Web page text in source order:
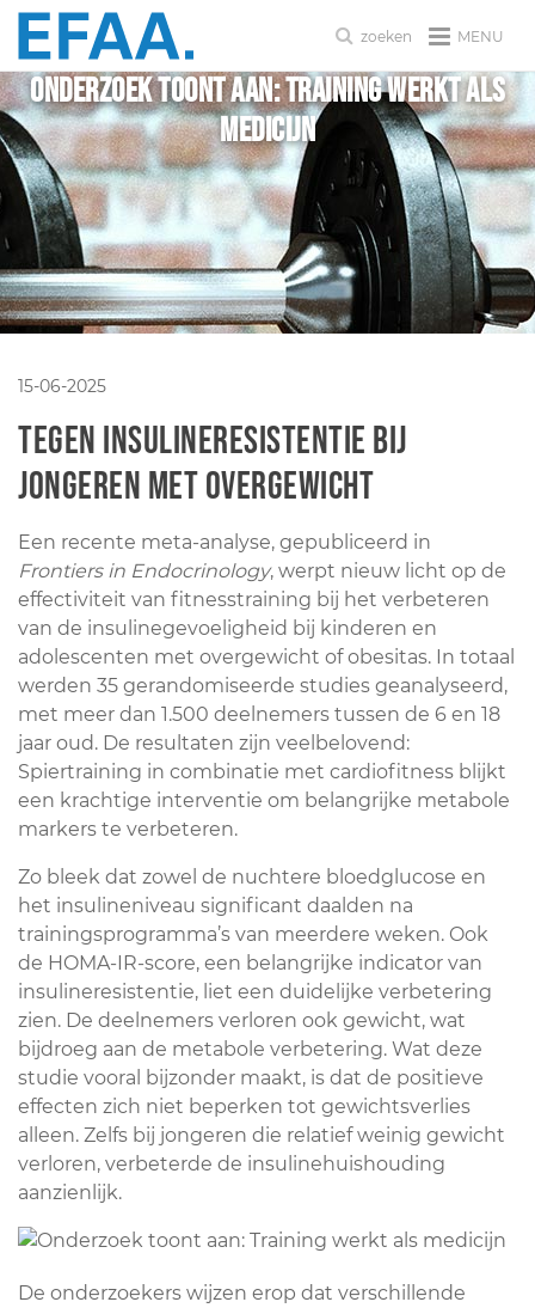
MENU
zoeken
Onderzoek toont aan: Training werkt als
medicijn
15-06-2025
tegen insulineresistentie bij
jongeren met overgewicht
Een recente meta-analyse, gepubliceerd in
Frontiers in Endocrinology, werpt nieuw licht op de
effectiviteit van fitnesstraining bij het verbeteren
van de insulinegevoeligheid bij kinderen en
adolescenten met overgewicht of obesitas. In totaal
werden 35 gerandomiseerde studies geanalyseerd,
met meer dan 1.500 deelnemers tussen de 6 en 18
jaar oud. De resultaten zijn veelbelovend:
Spiertraining in combinatie met cardiofitness blijkt
een krachtige interventie om belangrijke metabole
markers te verbeteren.
Zo bleek dat zowel de nuchtere bloedglucose en
het insulineniveau significant daalden na
trainingsprogramma’s van meerdere weken. Ook
de HOMA‑IR-score, een belangrijke indicator van
insulineresistentie, liet een duidelijke verbetering
zien. De deelnemers verloren ook gewicht, wat
bijdroeg aan de metabole verbetering. Wat deze
studie vooral bijzonder maakt, is dat de positieve
effecten zich niet beperken tot gewichtsverlies
alleen. Zelfs bij jongeren die relatief weinig gewicht
verloren, verbeterde de insulinehuishouding
aanzienlijk.
De onderzoekers wijzen erop dat verschillende